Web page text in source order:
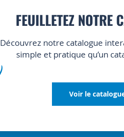
FEUILLETEZ NOTRE
Découvrez notre catalogue
simple et pratique qu’un
Voir le